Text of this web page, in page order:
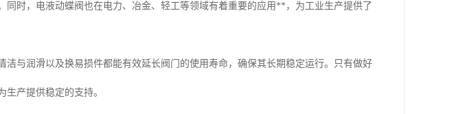
同时，电液动蝶阀也在电力、冶金、轻工等领域有着重要的应用**，为工业生产提供了
与润滑以及换易损件都能有效延长阀门的使用寿命，确保其长期稳定运行。只有做好
产提供稳定的支持。